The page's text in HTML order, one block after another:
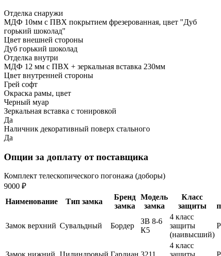
Отделка снаружи
МДФ 10мм с ПВХ покрытием фрезерованная, цвет "Дуб
горький шоколад"
Цвет внешней стороны
Дуб горький шоколад
Отделка внутри
МДФ 12 мм с ПВХ + зеркальная вставка 230мм
Цвет внутренней стороны
Грей софт
Окраска рамы, цвет
Черный муар
Зеркальная вставка с тонировкой
Да
Наличник декоративный поверх стального
Да
Опции за доплату от поставщика
Комплект телескопического погонажа (доборы)
9000 ₽
Наименование
Тип замка
Бренд
замка
Модель
замка
Класс
защиты
Замок верхний Сувальдный Бордер
ЗВ 8-6
К5
4 класс
защиты
(наивысший)
4 класс